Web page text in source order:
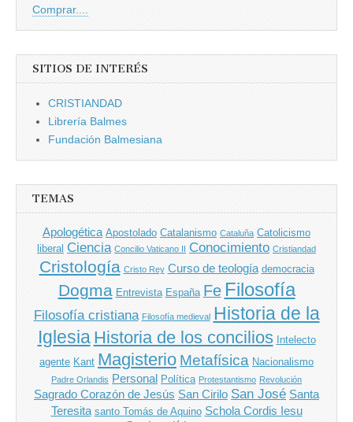
Comprar....
SITIOS DE INTERÉS
CRISTIANDAD
Librería Balmes
Fundación Balmesiana
TEMAS
Apologética Apostolado Catalanismo Cataluña Catolicismo
liberal Ciencia Concilio Vaticano II Conocimiento Cristiandad
Cristología Cristo Rey Curso de teología democracia
Dogma Entrevista España Fe Filosofía
Filosofía cristiana Filosofía medieval Historia de la
Iglesia Historia de los concilios Intelecto
agente Kant Magisterio Metafísica Nacionalismo
Padre Orlandis Personal Política Protestantismo Revolución
Sagrado Corazón de Jesús San Cirilo San José Santa
Teresita santo Tomás de Aquino Schola Cordis Iesu